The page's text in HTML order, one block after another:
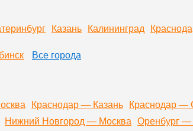
Казань Калининград
Все города
Краснодар — Казань Краснодар —
Нижний Новгород — Москва Оренбург